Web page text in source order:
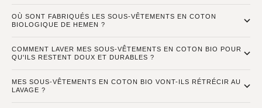
OÙ SONT FABRIQUÉS LES SOUS-VÊTEMENTS EN COTON
BIOLOGIQUE DE HEMEN ?
COMMENT LAVER MES SOUS-VÊTEMENTS EN COTON BIO POUR
QU'ILS RESTENT DOUX ET DURABLES ?
MES SOUS-VÊTEMENTS EN COTON BIO VONT-ILS RÉTRÉCIR AU
LAVAGE ?